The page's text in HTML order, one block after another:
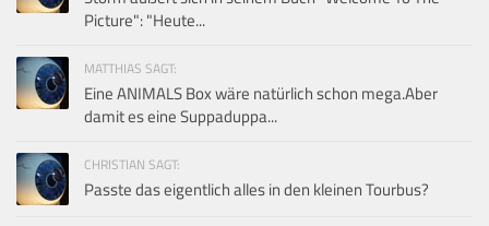
Picture": "Heute...
MATTHIAS SAGT:
Eine ANIMALS Box wäre natürlich schon mega.Aber
damit es eine Suppaduppa...
CHRISTIAN SAGT:
Passte das eigentlich alles in den kleinen Tourbus?